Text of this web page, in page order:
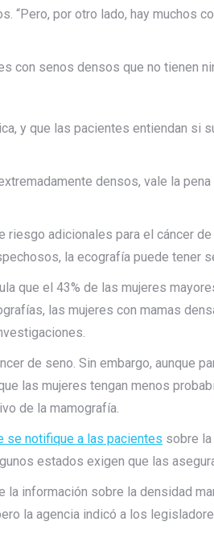
“Pero, por otro lado, hay muchos
con senos densos que no tienen
y que las pacientes entiendan si
densos, vale la
adicionales para el cáncer
la ecografía puede tener
que el 43% de las mujeres
las mujeres con mamas
de seno. Sin embargo, aunque
las mujeres tengan menos
de la mamografía.
se notifique a las pacientes sobre
estados exigen que las
la información sobre la densidad
la agencia indicó a los